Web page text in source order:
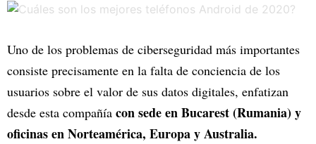
Uno de los problemas de ciberseguridad más importantes
consiste precisamente en la falta de conciencia de los
usuarios sobre el valor de sus datos digitales, enfatizan
desde esta compañía con sede en Bucarest (Rumania) y
oficinas en Norteamérica, Europa y Australia.